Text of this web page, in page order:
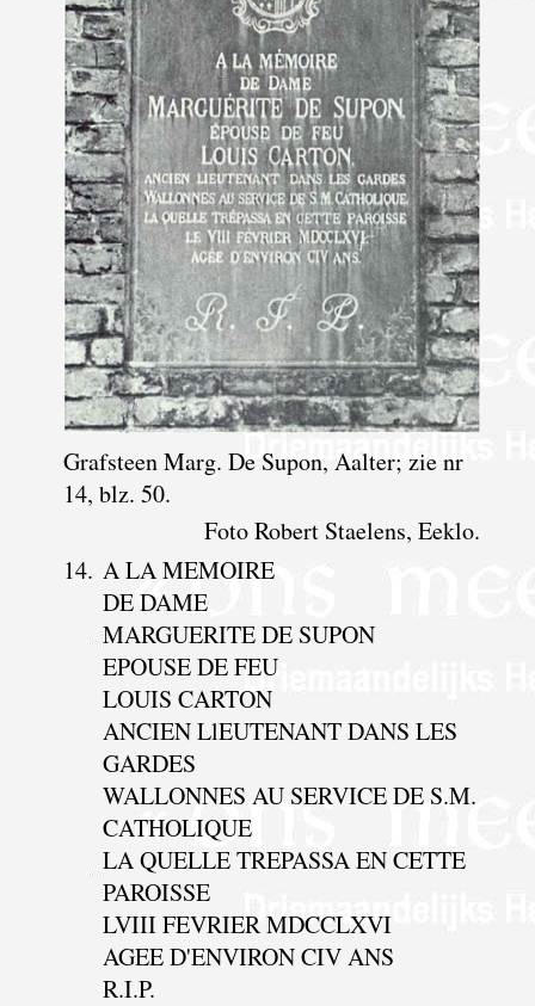
Grafsteen Marg. De Supon, Aalter; zie nr
14, blz. 50.
Foto Robert Staelens, Eeklo.
14. A LA MEMOIRE
DE DAME
MARGUERITE DE SUPON
EPOUSE DE FEU
LOUIS CARTON
ANCIEN LlEUTENANT DANS LES
GARDES
WALLONNES AU SERVICE DE S.M.
CATHOLIQUE
LA QUELLE TREPASSA EN CETTE
PAROISSE
LVIII FEVRIER MDCCLXVI
AGEE D'ENVIRON CIV ANS
R.I.P.